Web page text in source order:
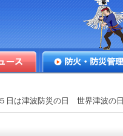
日は津波防災の日 世界津波の日